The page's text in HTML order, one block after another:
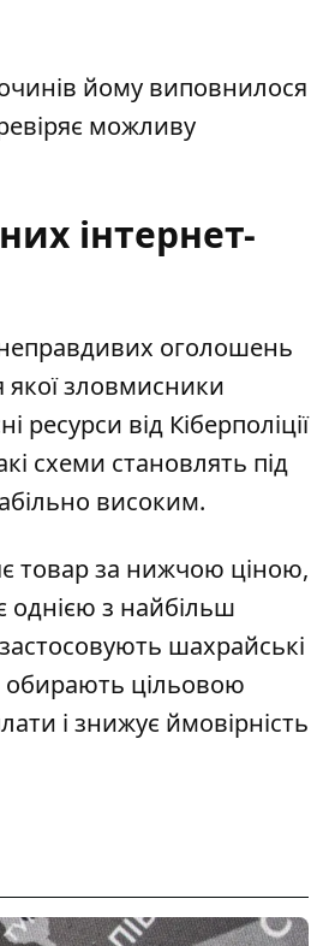
йому виповнилося
можливу
інтернет-
оголошень
якої зловмисники
ресурси від Кіберполіції
схеми становлять під
високим.
товар за нижчою ціною,
однією з найбільш
застосовують шахрайські
обирають цільовою
і знижує ймовірність